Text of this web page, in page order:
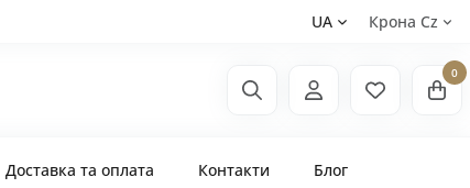
UA Крона Сz
0
Доставка та оплата Контакти Блог